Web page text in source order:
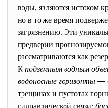
воды, являются истоком
но в то же время
загрязнению. Эти
предверии
рассматриваются как
К подземным водным
водоносные горизонты —
трещинах и пустотах
гидравлической связи;